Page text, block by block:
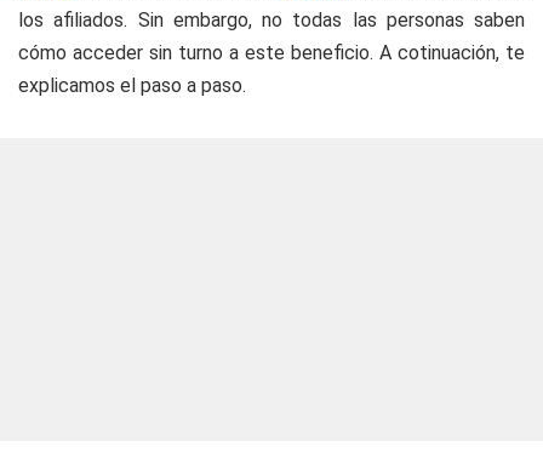
los afiliados. Sin embargo, no todas las personas saben
cómo acceder sin turno a este beneficio. A cotinuación, te
explicamos el paso a paso.